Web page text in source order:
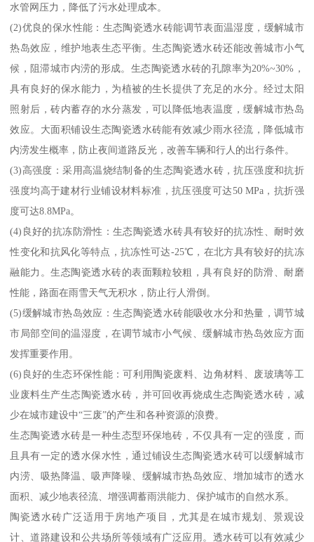
水管网压力，降低了污水处理成本。
(2)优良的保水性能：生态陶瓷透水砖能调节表面温湿度，缓解城市
热岛效应，维护地表生态平衡。生态陶瓷透水砖还能改善城市小气
候，阻滞城市内涝的形成。生态陶瓷透水砖的孔隙率为20%~30%，
具有良好的保水能力，为植被的生长提供了充足的水分。经过太阳
照射后，砖内蓄存的水分蒸发，可以降低地表温度，缓解城市热岛
效应。大面积铺设生态陶瓷透水砖能有效减少雨水径流，降低城市
内涝发生概率，防止夜间道路反光，改善车辆和行人的出行条件。
(3)高强度：采用高温烧结制备的生态陶瓷透水砖，抗压强度和抗折
强度均高于建材行业铺设材料标准，抗压强度可达50 MPa，抗折强
度可达8.8MPa。
(4)良好的抗冻防滑性：生态陶瓷透水砖具有较好的抗冻性、耐时效
性变化和抗风化等特点，抗冻性可达-25℃，在北方具有较好的抗冻
融能力。生态陶瓷透水砖的表面颗粒较粗，具有良好的防滑、耐磨
性能，路面在雨雪天气无积水，防止行人滑倒。
(5)缓解城市热岛效应：生态陶瓷透水砖能吸收水分和热量，调节城
市局部空间的温湿度，在调节城市小气候、缓解城市热岛效应方面
发挥重要作用。
(6)良好的生态环保性能：可利用陶瓷废料、边角材料、废玻璃等工
业废料生产生态陶瓷透水砖，并可回收再烧成生态陶瓷透水砖，减
少在城市建设中“三废”的产生和各种资源的浪费。
生态陶瓷透水砖是一种生态型环保地砖，不仅具有一定的强度，而
且具有一定的透水保水性，通过铺设生态陶瓷透水砖可以缓解城市
内涝、吸热降温、吸声降噪、缓解城市热岛效应、增加城市的透水
面积、减少地表径流、增强调蓄雨洪能力、保护城市的自然水系。
陶瓷透水砖广泛适用于房地产项目，尤其是在城市规划、景观设
计、道路建设和公共场所等领域有广泛应用。透水砖可以有效减少